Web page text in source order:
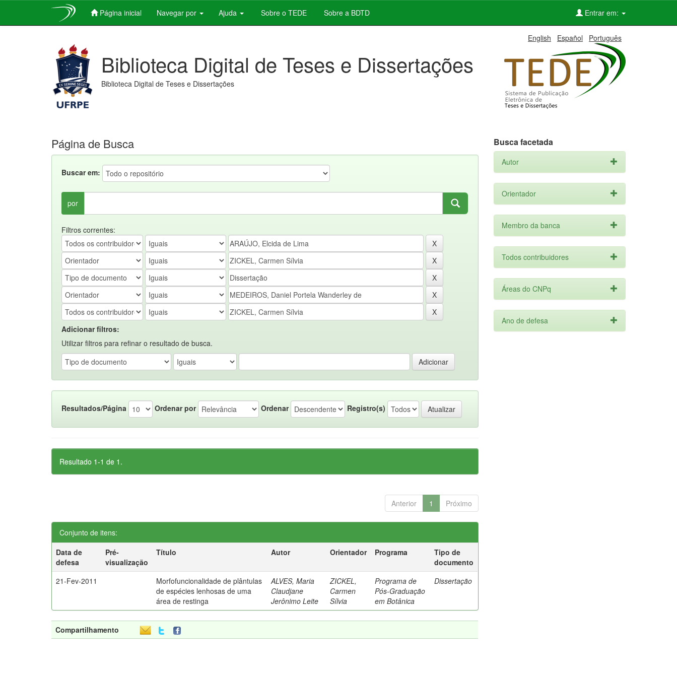
Página inicial Navegar por Ajuda Sobre o TEDE Sobre a BDTD Entrar em:
English Español Português
Biblioteca Digital de Teses e Dissertações
Biblioteca Digital de Teses e Dissertações
Página de Busca
Buscar em:
por
Filtros correntes:
Adicionar filtros:
Utilizar filtros para refinar o resultado de busca.
Resultados/Página Ordenar por Ordenar Registro(s)
Resultado 1-1 de 1.
Anterior 1 Próximo
Conjunto de itens:
Data de
defesa
Pré-
visualização
Título Autor Orientador Programa
Tipo de
documento
21-Fev-2011
Morfofuncionalidade de plântulas
de espécies lenhosas de uma
área de restinga
ALVES, Maria
Claudjane
Jerônimo Leite
ZICKEL,
Carmen
Sílvia
Programa de
Pós-Graduação
em Botânica
Dissertação
Compartilhamento
Busca facetada
Autor
Orientador
Membro da banca
Todos contribuidores
Áreas do CNPq
Ano de defesa